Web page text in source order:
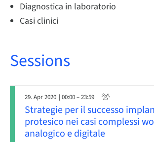
Diagnostica in laboratorio
Casi clinici
Sessions
29. Apr 2020 | 00:00 – 23:59
Strategie per il successo
protesico nei casi complessi
analogico e digitale